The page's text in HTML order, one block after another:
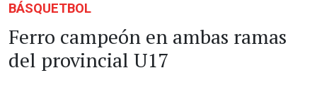
BÁSQUETBOL
Ferro campeón en ambas ramas
del provincial U17